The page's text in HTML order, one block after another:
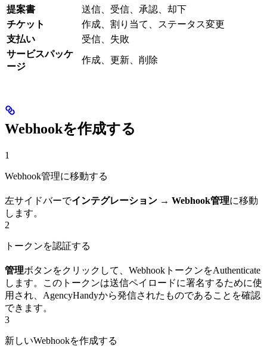
提案書
送信、受信、承認、却下
チケット
作成、割り当て、ステータス変更
支払い
受信、失敗
サービスパッケ
ージ
作成、更新、削除
Webhookを作成する
1
Webhook管理に移動する
左サイドバーでインテグレーション → Webhook管理に移動
します。
2
トークンを認証する
管理ボタンをクリックして、WebhookトークンをAuthenticate
します。このトークンは送信ペイロードに署名するために使
用され、AgencyHandyから発信されたものであることを確認
できます。
3
新しいWebhookを作成する